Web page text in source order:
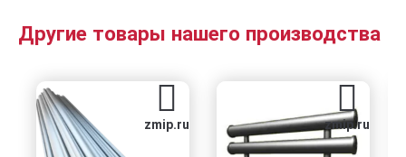
Другие товары нашего производства
zmip.ru zmip.ru